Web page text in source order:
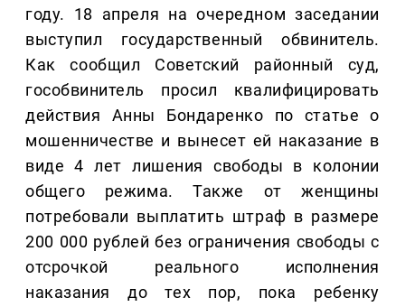
году. 18 апреля на очередном заседании
выступил государственный обвинитель.
Как сообщил Советский районный суд,
гособвинитель просил квалифицировать
действия Анны Бондаренко по статье о
мошенничестве и вынесет ей наказание в
виде 4 лет лишения свободы в колонии
общего режима. Также от женщины
потребовали выплатить штраф в размере
200 000 рублей без ограничения свободы с
отсрочкой реального исполнения
наказания до тех пор, пока ребенку